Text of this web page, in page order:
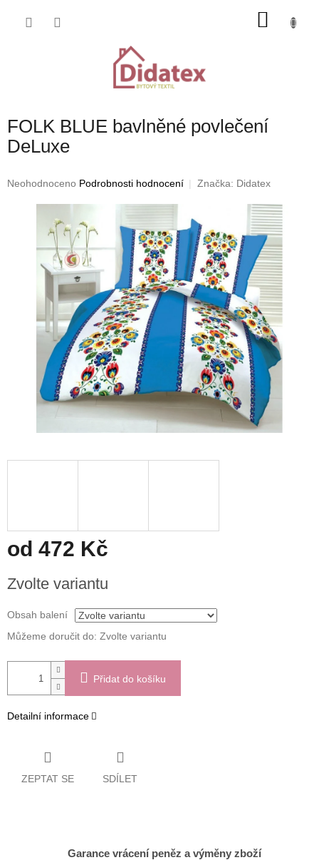
FOLK BLUE bavlněné povlečení
DeLuxe
Průměrné
hvězdiček.
Neohodnoceno Podrobnosti hodnocení Značka: Didatex
od 472 Kč
cena:
Zvolte variantu
Obsah balení
Můžeme doručit do: Zvolte variantu
Přidat do košíku
Detailní informace
ZEPTAT SE SDÍLET
Garance vrácení peněz a výměny zboží